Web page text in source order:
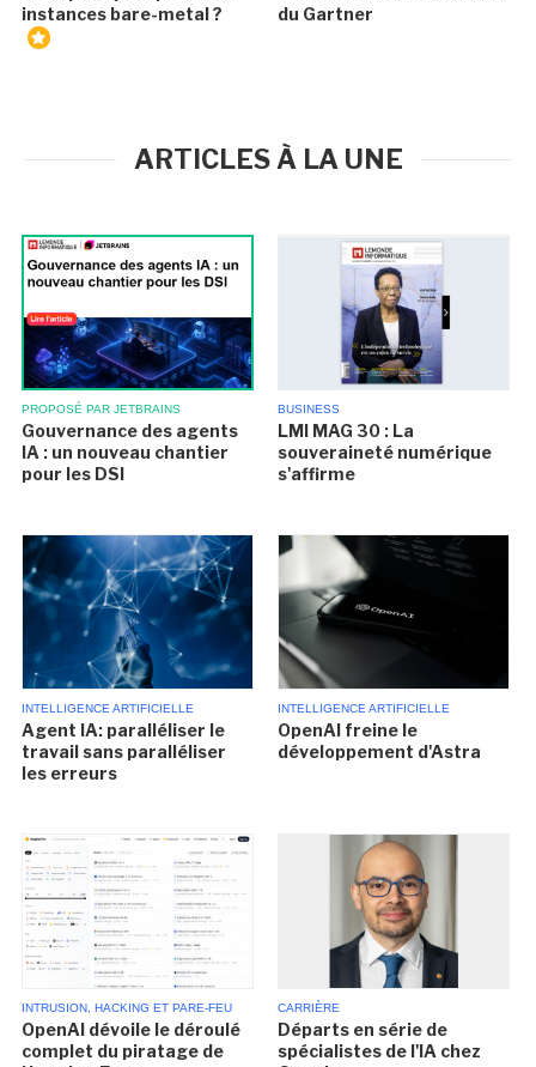
instances bare-metal ?
du Gartner
ARTICLES À LA UNE
PROPOSÉ PAR JETBRAINS
Gouvernance des agents
IA : un nouveau chantier
pour les DSI
BUSINESS
LMI MAG 30 : La
souveraineté numérique
s'affirme
INTELLIGENCE ARTIFICIELLE
Agent IA: paralléliser le
travail sans paralléliser
les erreurs
INTELLIGENCE ARTIFICIELLE
OpenAI freine le
développement d'Astra
INTRUSION, HACKING ET PARE-FEU
OpenAI dévoile le déroulé
complet du piratage de
CARRIÈRE
Départs en série de
spécialistes de l'IA chez